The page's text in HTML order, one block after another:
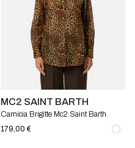
MC2 SAINT BARTH
Camicia Brigitte Mc2 Saint Barth
179,00 €